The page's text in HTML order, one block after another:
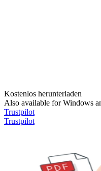
Kostenlos herunterladen
Also available for Windows
Trustpilot
Trustpilot